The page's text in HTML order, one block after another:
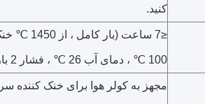
کنید.
≤7 ساعت (بار
100 ℃ ، دمای آب 26 ℃ ، فشار 2 بار ≤ آب 3 بار)
مجهز به کولر هوا برای خنک کننده